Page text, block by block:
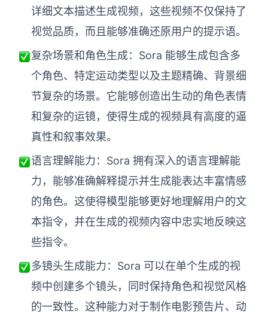
详细文本描述生成视频，这些视频不仅保持了
视觉品质，而且能够准确还原用户的提示语。
复杂场景和角色生成：Sora 能够生成包含多
个角色、特定运动类型以及主题精确、背景细
节复杂的场景。它能够创造出生动的角色表情
和复杂的运镜，使得生成的视频具有高度的逼
真性和叙事效果。
语言理解能力：Sora 拥有深入的语言理解能
力，能够准确解释提示并生成能表达丰富情感
的角色。这使得模型能够更好地理解用户的文
本指令，并在生成的视频内容中忠实地反映这
些指令。
多镜头生成能力：Sora 可以在单个生成的视
频中创建多个镜头，同时保持角色和视觉风格
的一致性。这种能力对于制作电影预告片、动